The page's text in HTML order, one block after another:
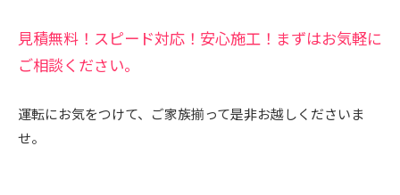
見積無料！スピード対応！安心施工！まずはお気軽に
ご相談ください。
運転にお気をつけて、ご家族揃って是非お越しくださいま
せ。